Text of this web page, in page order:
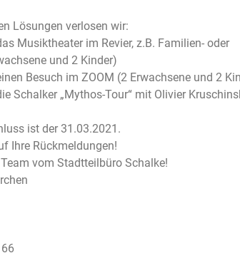
Lösungen verlosen wir:
Musiktheater im Revier, z.B. Familien- oder
und 2 Kinder)
Besuch im ZOOM (2 Erwachsene und 2
Schalker „Mythos-Tour“ mit Olivier
ist der 31.03.2021.
Ihre Rückmeldungen!
vom Stadtteilbüro Schalke!